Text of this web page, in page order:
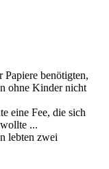
benötigten,
ohne Kinder nicht
eine Fee, die sich
...
lebten zwei